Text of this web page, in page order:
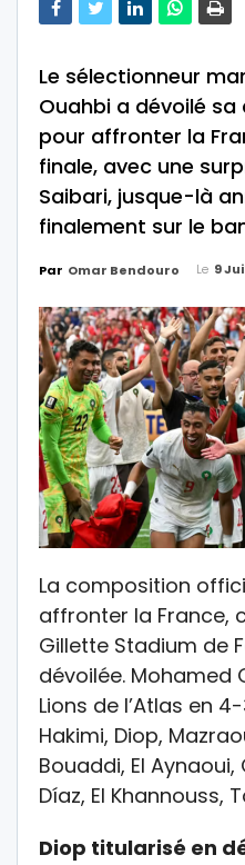
Le sélectionneur
Ouahbi a dévoilé
pour affronter la
finale, avec une
Saibari, jusque-là
finalement sur le
Par Omar Bendouro Le 9
La composition
affronter la France,
Gillette Stadium de
dévoilée. Mohamed
Lions de l’Atlas en
Hakimi, Diop,
Bouaddi, El
Díaz, El Khannouss,
Diop titularisé en